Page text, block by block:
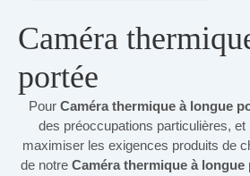
Caméra
portée
Pour Caméra thermique à longue
des préoccupations particulières, et
maximiser les exigences produits de
de notre Caméra thermique à longue